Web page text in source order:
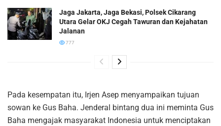
Jaga Jakarta, Jaga Bekasi, Polsek Cikarang
Utara Gelar OKJ Cegah Tawuran dan Kejahatan
Jalanan
777
Pada kesempatan itu, Irjen Asep menyampaikan tujuan
sowan ke Gus Baha. Jenderal bintang dua ini meminta Gus
Baha mengajak masyarakat Indonesia untuk menciptakan